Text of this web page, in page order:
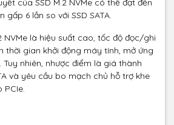
của SSD M.2 NVMe có thể đạt đến
gấp 6 lần so với SSD SATA.
NVMe là hiệu suất cao, tốc độ đọc/ghi
thời gian khởi động máy tính, mở ứng
nhiên, nhược điểm là giá thành
và yêu cầu bo mạch chủ hỗ trợ khe
PCIe.